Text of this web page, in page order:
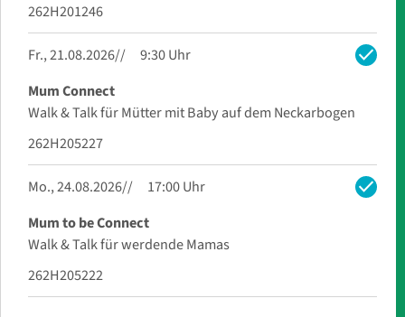
262H201246
check
Fr., 21.08.2026
9:30 Uhr
Mum Connect
Walk & Talk für Mütter mit Baby auf dem Neckarbogen
262H205227
check
Mo., 24.08.2026
17:00 Uhr
Mum to be Connect
Walk & Talk für werdende Mamas
262H205222